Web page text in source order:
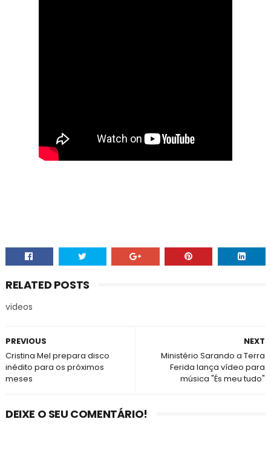
RELATED POSTS
videos
NEXT
Ministério Sarando a Terra
Ferida lança vídeo para
música "És meu tudo"
PREVIOUS
Cristina Mel prepara disco
inédito para os próximos
meses
DEIXE O SEU COMENTÁRIO!